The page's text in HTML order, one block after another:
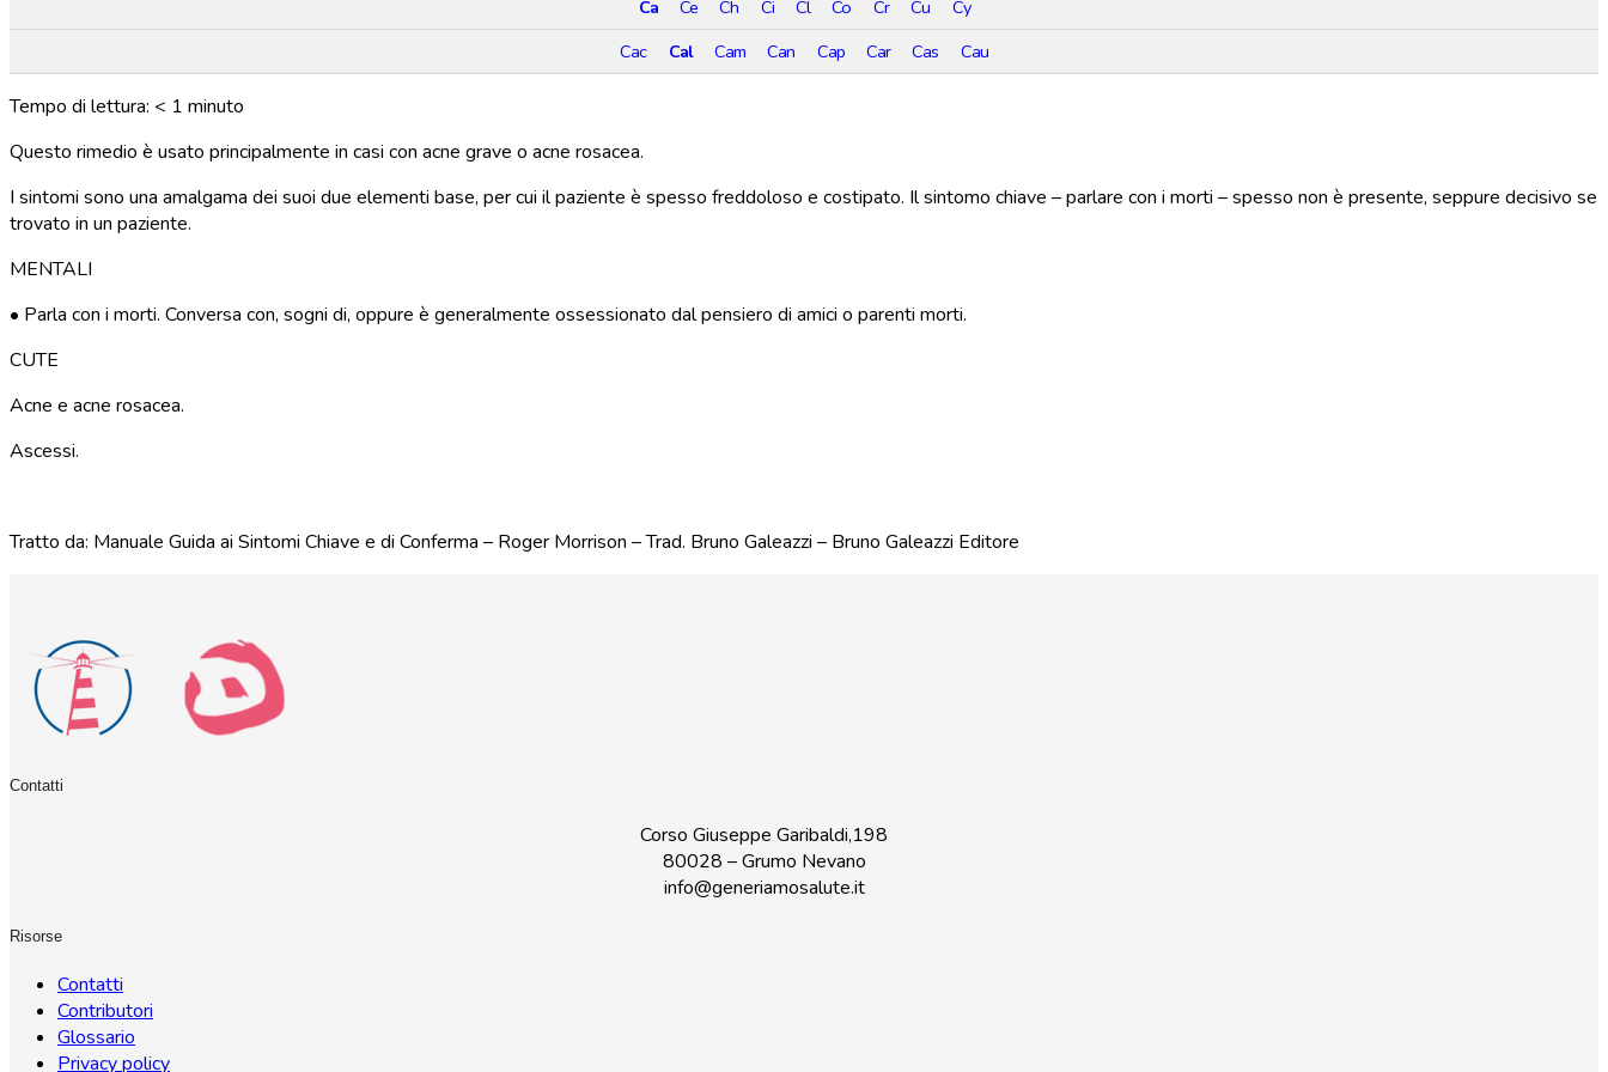
Ca
Ce Ch Ci Cl Co Cr Cu
Cy
Cac
Cal Cam Can Cap Car Cas Cau
Tempo di lettura: < 1 minuto
Questo rimedio è usato principalmente in casi con acne grave o acne rosacea.
I sintomi sono una amalgama dei suoi due elementi base, per cui il paziente è spesso freddoloso e costipato. Il sintomo chiave – parlare con i morti – spesso non è presente, seppure decisivo se
trovato in un paziente.
MENTALI
• Parla con i morti. Conversa con, sogni di, oppure è generalmente ossessionato dal pensiero di amici o parenti morti.
CUTE
Acne e acne rosacea.
Ascessi.
Tratto da: Manuale Guida ai Sintomi Chiave e di Conferma – Roger Morrison – Trad. Bruno Galeazzi – Bruno Galeazzi Editore
Contatti
Corso Giuseppe Garibaldi,198
80028 – Grumo Nevano
info@generiamosalute.it
Risorse
Contatti
Contributori
Glossario
Privacy policy